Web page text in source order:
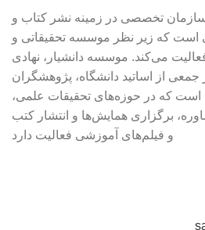
سازمان تخصصی در زمینه نشر کتاب و
است که زیر نظر موسسه تحقیقاتی و
می‌کند. موسسه دانشیار، نهادی
از اساتید دانشگاه، پژوهشگران
که در حوزه‌های تحقیقات علمی،
برگزاری همایش‌ها و انتشار کتب
و فیلم‌های آموزشی فعالیت دارد